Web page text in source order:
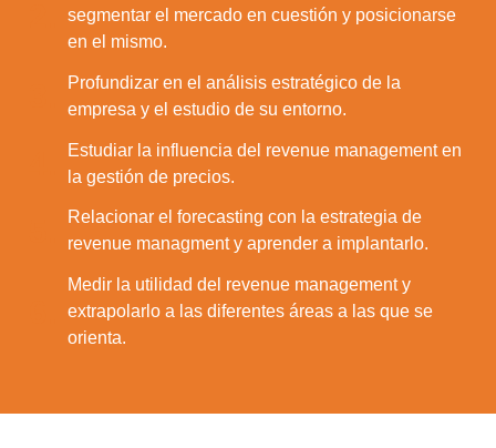
segmentar el mercado en cuestión y posicionarse
en el mismo.
Profundizar en el análisis estratégico de la
empresa y el estudio de su entorno.
Estudiar la influencia del revenue management en
la gestión de precios.
Relacionar el forecasting con la estrategia de
revenue managment y aprender a implantarlo.
Medir la utilidad del revenue management y
extrapolarlo a las diferentes áreas a las que se
orienta.